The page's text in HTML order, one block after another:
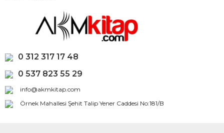
0 312 317 17 48
0 537 823 55 29
info@akmkitap.com
Örnek Mahallesi Şehit Talip Yener Caddesi No:181/B